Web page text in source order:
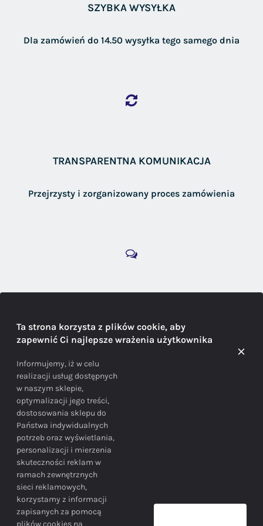
SZYBKA WYSYŁKA
Dla zamówień do 14.50 wysyłka tego samego dnia
TRANSPARENTNA KOMUNIKACJA
Przejrzysty i zorganizowany proces zamówienia
Doradzamy na każdym etapie zakupu
BEZPIECZEŃSTWO
Bezpieczne zakupy gwarantowane!
Ta strona korzysta z plików cookie, aby
zapewnić Ci najlepsze wrażenia użytkownika
Informujemy, iż w celu
realizacji usług dostępnych
w naszym sklepie,
optymalizacji jego treści,
dostosowania sklepu do
Państwa indywidualnych
potrzeb oraz wyświetlania,
personalizacji i mierzenia
skuteczności reklam w
ramach zewnętrznych
sieci reklamowych,
korzystamy z informacji
zapisanych za pomocą
plików cookies na